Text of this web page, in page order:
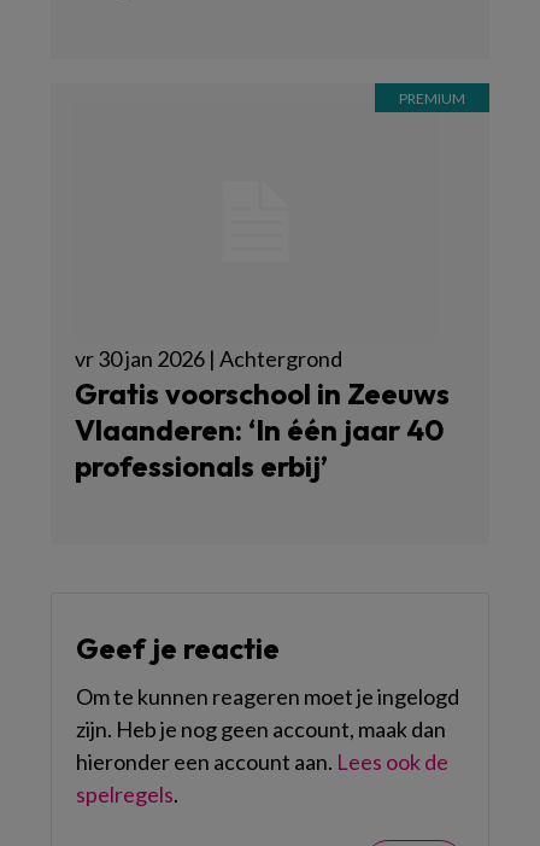
vr 30 jan 2026 | Achtergrond
Gratis voorschool in Zeeuws
Vlaanderen: ‘In één jaar 40
professionals erbij’
Geef je reactie
Om te kunnen reageren moet je ingelogd
zijn. Heb je nog geen account, maak dan
hieronder een account aan. Lees ook de
spelregels.